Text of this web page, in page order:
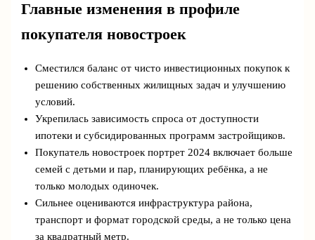
Главные изменения в профиле
покупателя новостроек
Сместился баланс от чисто инвестиционных покупок к
решению собственных жилищных задач и улучшению
условий.
Укрепилась зависимость спроса от доступности
ипотеки и субсидированных программ застройщиков.
Покупатель новостроек портрет 2024 включает больше
семей с детьми и пар, планирующих ребёнка, а не
только молодых одиночек.
Сильнее оцениваются инфраструктура района,
транспорт и формат городской среды, а не только цена
за квадратный метр.